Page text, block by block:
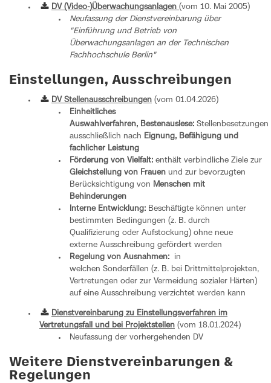
DV (Video-)Überwachungsanlagen (vom 10. Mai 2005)
Neufassung der Dienstvereinbarung über
"Einführung und Betrieb von
Überwachungsanlagen an der Technischen
Fachhochschule Berlin"
Einstellungen, Ausschreibungen
DV Stellenausschreibungen (vom 01.04.2026)
Einheitliches
Auswahlverfahren, Bestenauslese: Stellenbesetzungen
ausschließlich nach Eignung, Befähigung und
fachlicher Leistung
Förderung von Vielfalt: enthält verbindliche Ziele zur
Gleichstellung von Frauen und zur bevorzugten
Berücksichtigung von Menschen mit
Behinderungen
Interne Entwicklung: Beschäftigte können unter
bestimmten Bedingungen (z. B. durch
Qualifizierung oder Aufstockung) ohne neue
externe Ausschreibung gefördert werden
Regelung von Ausnahmen: in
welchen Sonderfällen (z. B. bei Drittmittelprojekten,
Vertretungen oder zur Vermeidung sozialer Härten)
auf eine Ausschreibung verzichtet werden kann
Dienstvereinbarung zu Einstellungsverfahren im
Vertretungsfall und bei Projektstellen (vom 18.01.2024)
Neufassung der vorhergehenden DV
Weitere Dienstvereinbarungen &
Regelungen